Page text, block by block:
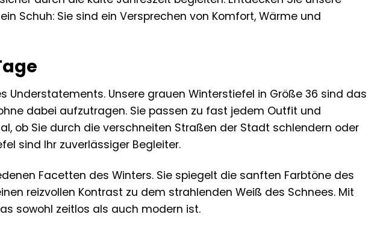
Schuh: Sie sind ein Versprechen von Komfort, Wärme und
Understatements. Unsere grauen Winterstiefel in Größe 36 sind das
dabei aufzutragen. Sie passen zu fast jedem Outfit und
ob Sie durch die verschneiten Straßen der Stadt schlendern oder
sind Ihr zuverlässiger Begleiter.
Facetten des Winters. Sie spiegelt die sanften Farbtöne des
reizvollen Kontrast zu dem strahlenden Weiß des Schnees. Mit
sowohl zeitlos als auch modern ist.